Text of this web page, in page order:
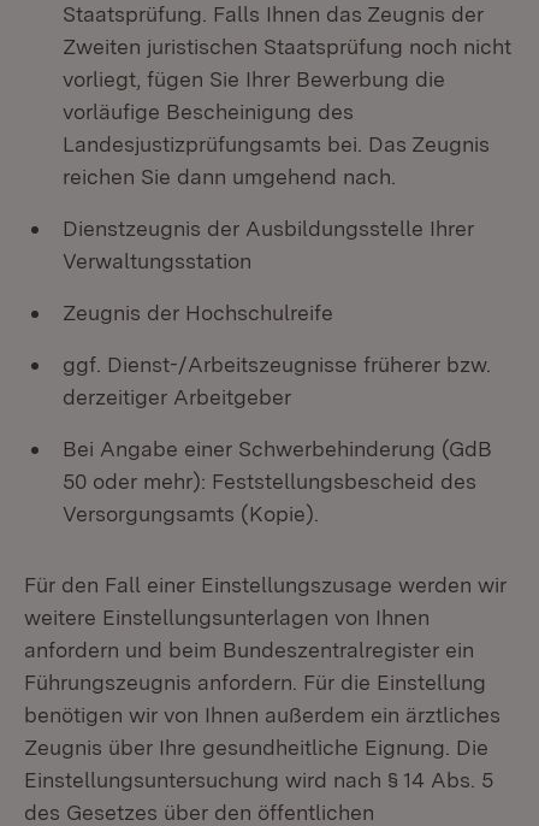
Staatsprüfung. Falls Ihnen das Zeugnis der
Zweiten juristischen Staatsprüfung noch nicht
vorliegt, fügen Sie Ihrer Bewerbung die
vorläufige Bescheinigung des
Landesjustizprüfungsamts bei. Das Zeugnis
reichen Sie dann umgehend nach.
Dienstzeugnis der Ausbildungsstelle Ihrer
Verwaltungsstation
Zeugnis der Hochschulreife
ggf. Dienst-/Arbeitszeugnisse früherer bzw.
derzeitiger Arbeitgeber
Bei Angabe einer Schwerbehinderung (GdB
50 oder mehr): Feststellungsbescheid des
Versorgungsamts (Kopie).
Für den Fall einer Einstellungszusage werden wir
weitere Einstellungsunterlagen von Ihnen
anfordern und beim Bundeszentralregister ein
Führungszeugnis anfordern. Für die Einstellung
benötigen wir von Ihnen außerdem ein ärztliches
Zeugnis über Ihre gesundheitliche Eignung. Die
Einstellungsuntersuchung wird nach § 14 Abs. 5
des Gesetzes über den öffentlichen